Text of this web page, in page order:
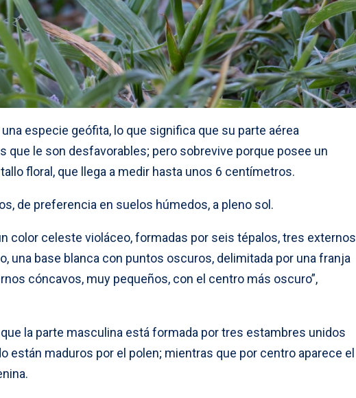
especie geófita, lo que significa que su parte aérea
que le son desfavorables; pero sobrevive porque posee un
floral, que llega a medir hasta unos 6 centímetros.
de preferencia en suelos húmedos, a pleno sol.
color celeste violáceo, formadas por seis tépalos, tres externos
una base blanca con puntos oscuros, delimitada por una franja
cóncavos, muy pequeños, con el centro más oscuro”,
la parte masculina está formada por tres estambres unidos
están maduros por el polen; mientras que por centro aparece el